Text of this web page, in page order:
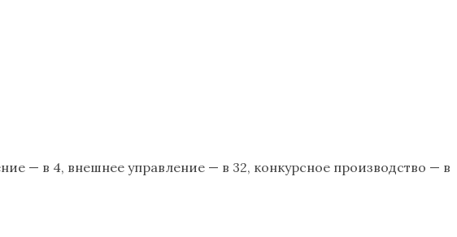
— в 4, внешнее управление — в 32, конкурсное производство — в